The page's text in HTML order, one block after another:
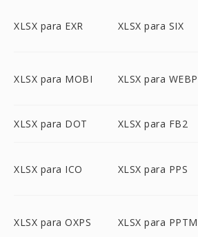
XLSX para EXR XLSX para SIX
XLSX para MOBI XLSX para WEBP
XLSX para DOT XLSX para FB2
XLSX para ICO XLSX para PPS
XLSX para OXPS XLSX para PPTM